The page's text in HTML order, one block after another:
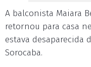
A balconista Maiara
retornou para casa
estava desaparecida
Sorocaba.